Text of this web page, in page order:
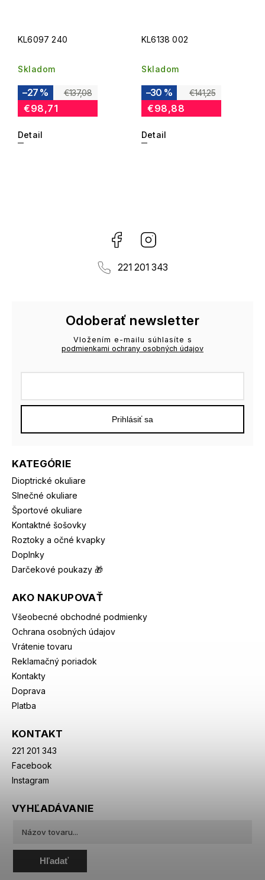
KL6097 240
Skladom
€137,08
–27 %
€98,71
Detail
KL6138 002
Skladom
€141,25
–30 %
€98,88
Detail
Facebook
221 201 343
KATEGÓRIE
Dioptrické okuliare
Slnečné okuliare
Športové okuliare
Kontaktné šošovky
Roztoky a očné kvapky
Doplnky
Darčekové poukazy 🎁
AKO NAKUPOVAŤ
Všeobecné obchodné podmienky
Ochrana osobných údajov
Vrátenie tovaru
Reklamačný poriadok
Kontakty
Doprava
Platba
KONTAKT
221 201 343
Facebook
Instagram
Odoberať newsletter
Vložením e-mailu súhlasíte s
podmienkami ochrany osobných údajov
Prihlásiť sa
VYHĽADÁVANIE
Hľadať